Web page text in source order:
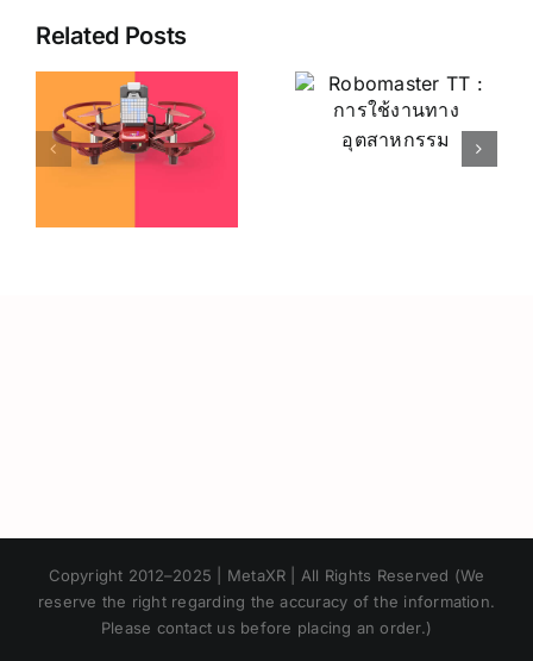
Related Posts
Robomaster
TT : การใช้
งานทาง
ปัญหาทั่วไป
ของ
Copyright 2012–2025 | MetaXR | All Rights Reserved (We
reserve the right regarding the accuracy of the information.
Please contact us before placing an order.)
Chinese
Korean